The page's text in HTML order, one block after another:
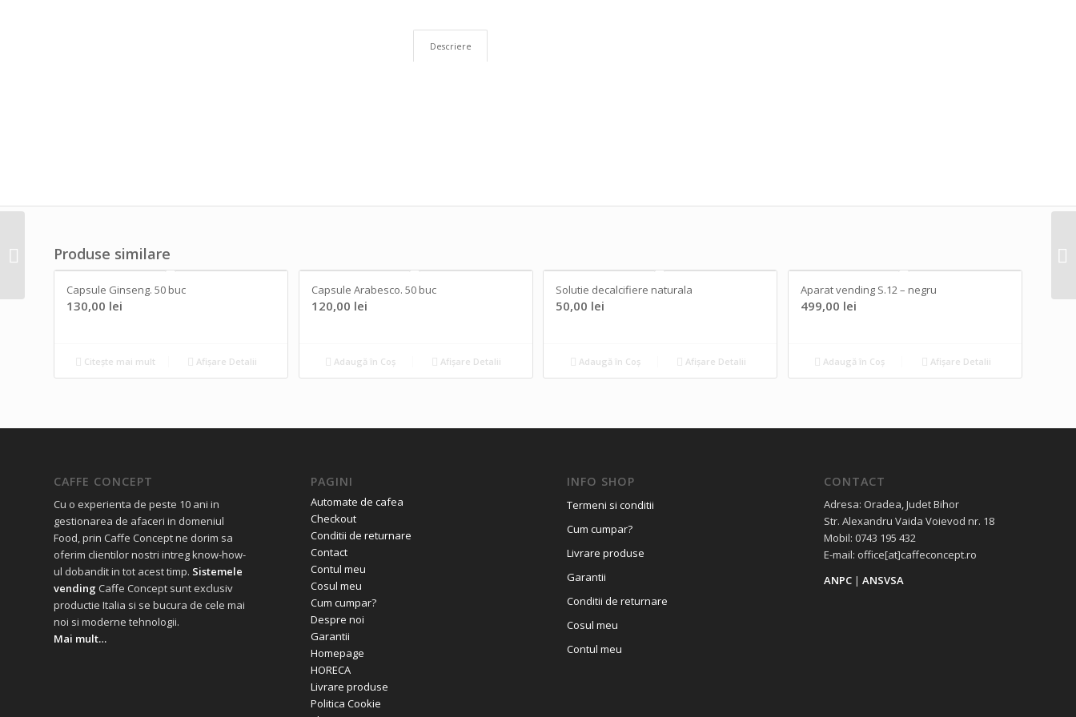
Descriere
Produse similare
Capsule Ginseng. 50 buc
130,00 lei
Citește mai mult Afișare Detalii
Capsule Arabesco. 50 buc
120,00 lei
Adaugă în Coș Afișare Detalii
Solutie decalcifiere naturala
50,00 lei
Adaugă în Coș Afișare Detalii
Aparat vending S.12 – negru
499,00 lei
Adaugă în Coș Afișare Detalii
CAFFE CONCEPT
Cu o experienta de peste 10 ani in
gestionarea de afaceri in domeniul
Food, prin Caffe Concept ne dorim sa
oferim clientilor nostri intreg know-how-
ul dobandit in tot acest timp. Sistemele
vending Caffe Concept sunt exclusiv
productie Italia si se bucura de cele mai
noi si moderne tehnologii.
Mai mult…
PAGINI
Automate de cafea
Checkout
Conditii de returnare
Contact
Contul meu
Cosul meu
Cum cumpar?
Despre noi
Garantii
Homepage
HORECA
Livrare produse
Politica Cookie
INFO SHOP
Termeni si conditii
Cum cumpar?
Livrare produse
Garantii
Conditii de returnare
Cosul meu
Contul meu
CONTACT
Adresa: Oradea, Judet Bihor
Str. Alexandru Vaida Voievod nr. 18
Mobil: 0743 195 432
E-mail: office[at]caffeconcept.ro
ANPC| ANSVSA
Solutie decalcifiere
naturala